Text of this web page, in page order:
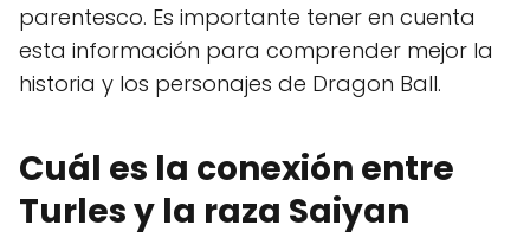
parentesco. Es importante tener en cuenta
esta información para comprender mejor la
historia y los personajes de Dragon Ball.
Cuál es la conexión entre
Turles y la raza Saiyan